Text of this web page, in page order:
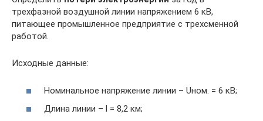
трехфазной воздушной линии напряжением 6 кВ,
питающее промышленное предприятие с трехсменной
работой.
Исходные данные:
Номинальное напряжение линии – Uном. = 6 кВ;
Длина линии – l = 8,2 км;